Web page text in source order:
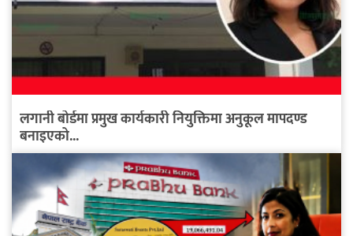
लगानी बोर्डमा प्रमुख कार्यकारी नियुक्तिमा अनुकूल मापदण्ड
बनाइएको...